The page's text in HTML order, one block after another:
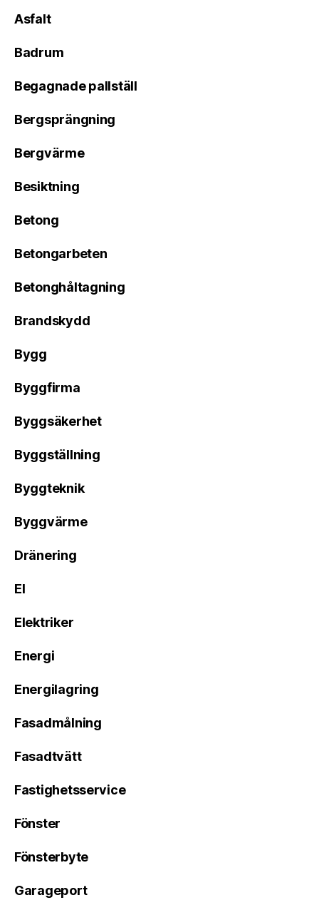
Asfalt
Badrum
Begagnade pallställ
Bergsprängning
Bergvärme
Besiktning
Betong
Betongarbeten
Betonghåltagning
Brandskydd
Bygg
Byggfirma
Byggsäkerhet
Byggställning
Byggteknik
Byggvärme
Dränering
El
Elektriker
Energi
Energilagring
Fasadmålning
Fasadtvätt
Fastighetsservice
Fönster
Fönsterbyte
Garageport